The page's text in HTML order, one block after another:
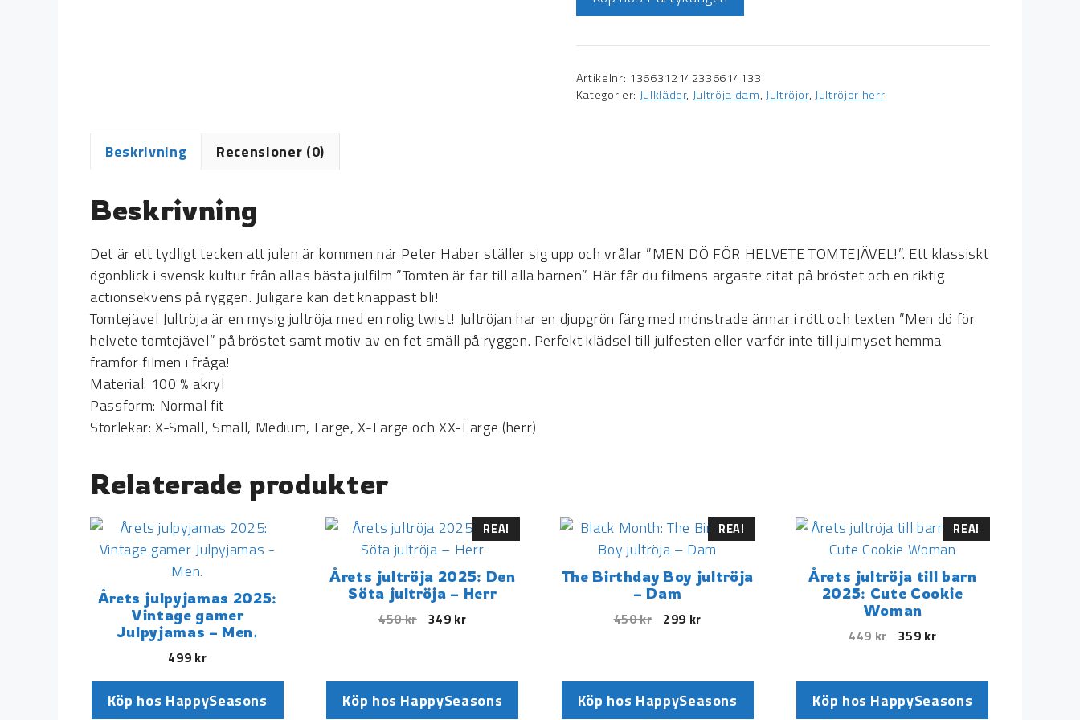
Artikelnr: 1366312142336614133
Kategorier: Julkläder, Jultröja dam, Jultröjor,Jultröjor herr
Beskrivning Recensioner (0)
Beskrivning
Det är ett tydligt tecken att julen är kommen när Peter Haber ställer sig upp och vrålar ”MEN DÖ FÖR HELVETE TOMTEJÄVEL!”. Ett klassiskt
ögonblick i svensk kultur från allas bästa julfilm ”Tomten är far till alla barnen”. Här får du filmens argaste citat på bröstet och en riktig
actionsekvens på ryggen. Juligare kan det knappast bli!
Tomtejävel Jultröja är en mysig jultröja med en rolig twist! Jultröjan har en djupgrön färg med mönstrade ärmar i rött och texten ”Men dö för
helvete tomtejävel” på bröstet samt motiv av en fet smäll på ryggen. Perfekt klädsel till julfesten eller varför inte till julmyset hemma
framför filmen i fråga!
Material: 100 % akryl
Passform: Normal fit
Storlekar: X-Small, Small, Medium, Large, X-Large och XX-Large (herr)
Relaterade produkter
Årets julpyjamas 2025:
Vintage gamer
Julpyjamas – Men.
499 kr
Köp hos HappySeasons
REA!
Årets jultröja 2025: Den
Söta jultröja – Herr
450kr 349 kr
Köp hos HappySeasons
REA!
The Birthday Boy jultröja
– Dam
450kr 299 kr
Köp hos HappySeasons
REA!
Årets jultröja till barn
2025: Cute Cookie
Woman
449kr 359 kr
Köp hos HappySeasons